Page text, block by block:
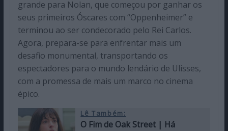
grande para Nolan, que começou por ganhar os
seus primeiros Óscares com “Oppenheimer” e
terminou ao ser condecorado pelo Rei Carlos.
Agora, prepara-se para enfrentar mais um
desafio monumental, transportando os
espectadores para o mundo lendário de Ulisses,
com a promessa de mais um marco no cinema
épico.
Lê Também:
O Fim de Oak Street | Há